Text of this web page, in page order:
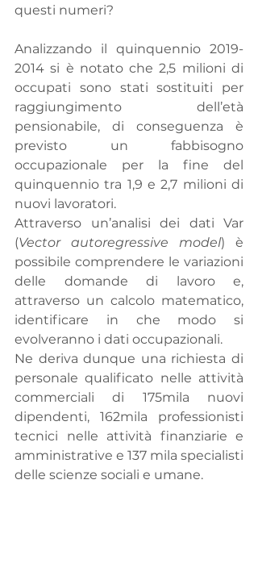
questi numeri?
Analizzando il quinquennio 2019-
2014 si è notato che 2,5 milioni di
occupati sono stati sostituiti per
raggiungimento dell’età
pensionabile, di conseguenza è
previsto un fabbisogno
occupazionale per la fine del
quinquennio tra 1,9 e 2,7 milioni di
nuovi lavoratori.
Attraverso un’analisi dei dati Var
(Vector autoregressive model) è
possibile comprendere le variazioni
delle domande di lavoro e,
attraverso un calcolo matematico,
identificare in che modo si
evolveranno i dati occupazionali.
Ne deriva dunque una richiesta di
personale qualificato nelle attività
commerciali di 175mila nuovi
dipendenti, 162mila professionisti
tecnici nelle attività finanziarie e
amministrative e 137 mila specialisti
delle scienze sociali e umane.